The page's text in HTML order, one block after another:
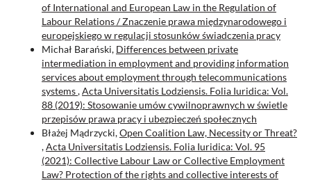
of International and European Law in the Regulation of
Labour Relations / Znaczenie prawa międzynarodowego i
europejskiego w regulacji stosunków świadczenia pracy
Michał Barański, Differences between private
intermediation in employment and providing information
services about employment through telecommunications
systems,Acta Universitatis Lodziensis. Folia Iuridica: Vol.
88 (2019): Stosowanie umów cywilnoprawnych w świetle
przepisów prawa pracy i ubezpieczeń społecznych
Błażej Mądrzycki,Open Coalition Law, Necessity or Threat?
,Acta Universitatis Lodziensis. Folia Iuridica: Vol. 95
(2021): Collective Labour Law or Collective Employment
Law? Protection of the rights and collective interests of